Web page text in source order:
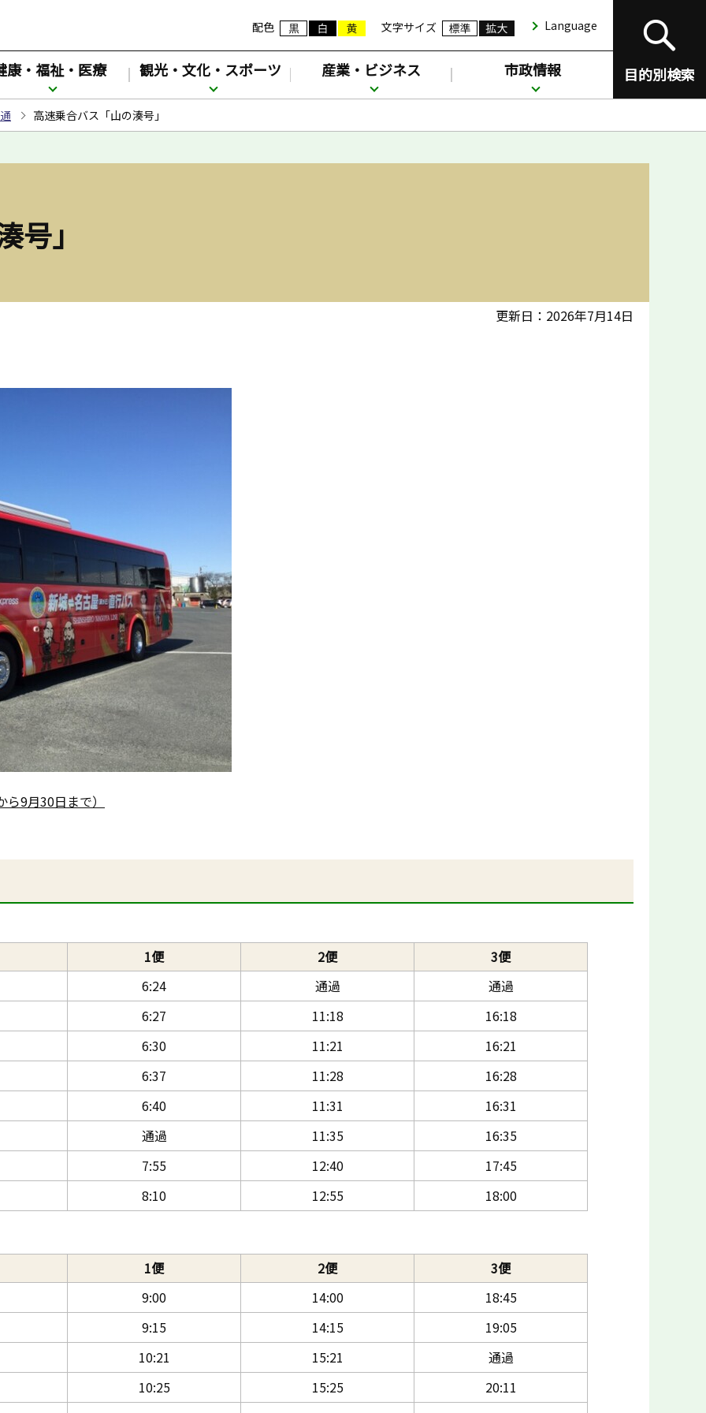
配色 文字サイズ Language
目的別検索
康・福祉・医療 観光・文化・スポーツ 産業・ビジネス 市政情報
高速乗合バス「山の湊号」
号」
更新日：2026年7月14日
9月30日まで）
1便 2便
3便
6:24
通過
通過
6:27
11:18
16:18
6:30
11:21
16:21
6:37
11:28
16:28
6:40
11:31
16:31
通過
11:35
16:35
7:55
12:40
17:45
8:10
12:55 18:00
1便 2便
3便
9:00
14:00
18:45
9:15
14:15
19:05
10:21
15:21
通過
10:25
15:25
20:11